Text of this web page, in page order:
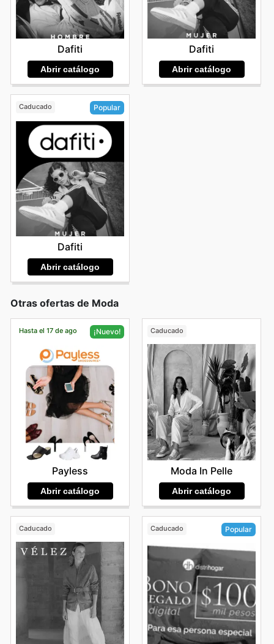
Dafiti
Abrir catálogo
Dafiti
Abrir catálogo
Caducado Popular
Dafiti
Abrir catálogo
Otras ofertas de Moda
Hasta el 17 de ago ¡Nuevo!
Payless
Abrir catálogo
Caducado
Moda In Pelle
Abrir catálogo
Caducado Caducado Popular